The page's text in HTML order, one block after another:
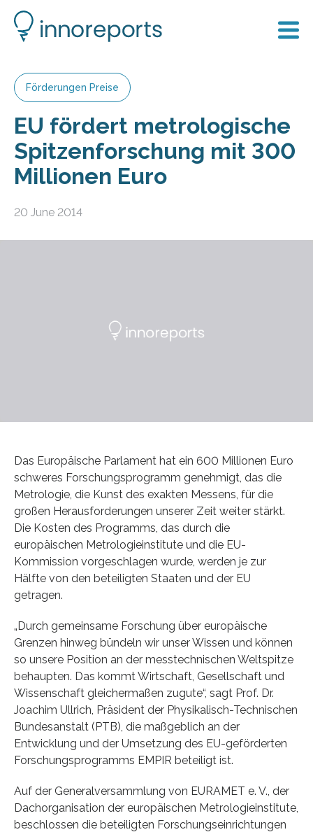
Förderungen Preise
EU fördert metrologische
Spitzenforschung mit 300
Millionen Euro
20 June 2014
Das Europäische Parlament hat ein 600 Millionen Euro
schweres Forschungsprogramm genehmigt, das die
Metrologie, die Kunst des exakten Messens, für die
großen Herausforderungen unserer Zeit weiter stärkt.
Die Kosten des Programms, das durch die
europäischen Metrologieinstitute und die EU-
Kommission vorgeschlagen wurde, werden je zur
Hälfte von den beteiligten Staaten und der EU
getragen.
„Durch gemeinsame Forschung über europäische
Grenzen hinweg bündeln wir unser Wissen und können
so unsere Position an der messtechnischen Weltspitze
behaupten. Das kommt Wirtschaft, Gesellschaft und
Wissenschaft gleichermaßen zugute“, sagt Prof. Dr.
Joachim Ullrich, Präsident der Physikalisch-Technischen
Bundesanstalt (PTB), die maßgeblich an der
Entwicklung und der Umsetzung des EU-geförderten
Forschungsprogramms EMPIR beteiligt ist.
Auf der Generalversammlung von EURAMET e. V., der
Dachorganisation der europäischen Metrologieinstitute,
beschlossen die beteiligten Forschungseinrichtungen